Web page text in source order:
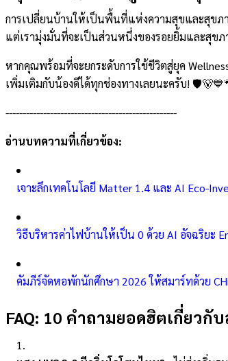
การเปลี่ยนบ้านให้เป็นพื้นที่แห่งความสุขและสุขภา
แต่เรามุ่งมั่นที่จะเป็นส่วนหนึ่งของรอยยิ้มและสุข
หากคุณพร้อมที่จะยกระดับการใช้ชีวิตสู่ยุค
เพิ่มเติมกับน้องดีได้ทุกช่องทางเลยนะครับ!
--------------------------------------------------
อ่านบทความที่เกี่ยวข้อง:
เจาะลึกเทคโนโลยี Matter 1.4 และ AI Eco-
วิธีบริหารค่าไฟบ้านให้เป็น 0 ด้วย AI อัจฉริยะ
คัมภีร์จัดหอพักนักศึกษา 2026 ให้สมาร์ทด้วย
FAQ: 10 คำถามยอดฮิตเกี่ยวกั